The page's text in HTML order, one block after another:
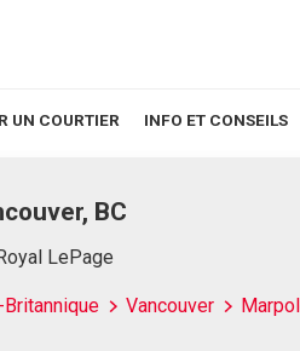
UN COURTIER INFO ET CONSEILS
BC
LePage
Vancouver